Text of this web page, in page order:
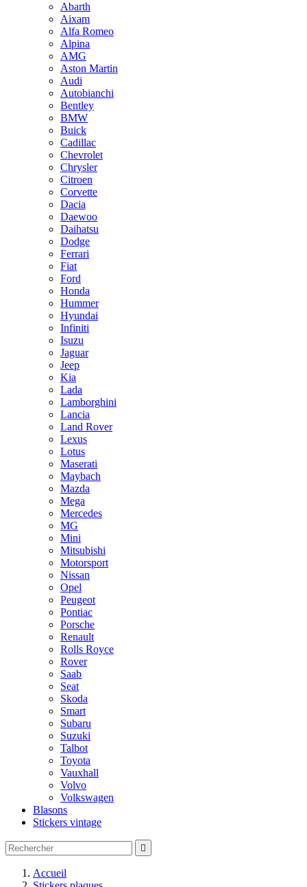
Abarth
Aixam
Alfa Romeo
Alpina
AMG
Aston Martin
Audi
Autobianchi
Bentley
BMW
Buick
Cadillac
Chevrolet
Chrysler
Citroen
Corvette
Dacia
Daewoo
Daihatsu
Dodge
Ferrari
Fiat
Ford
Honda
Hummer
Hyundai
Infiniti
Isuzu
Jaguar
Jeep
Kia
Lada
Lamborghini
Lancia
Land Rover
Lexus
Lotus
Maserati
Maybach
Mazda
Mega
Mercedes
MG
Mini
Mitsubishi
Motorsport
Nissan
Opel
Peugeot
Pontiac
Porsche
Renault
Rolls Royce
Rover
Saab
Seat
Skoda
Smart
Subaru
Suzuki
Talbot
Toyota
Vauxhall
Volvo
Volkswagen
Blasons
Stickers vintage

Accueil